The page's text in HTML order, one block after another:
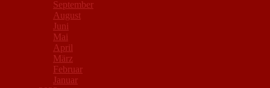
September
August
Juni
Mai
April
März
Februar
Januar